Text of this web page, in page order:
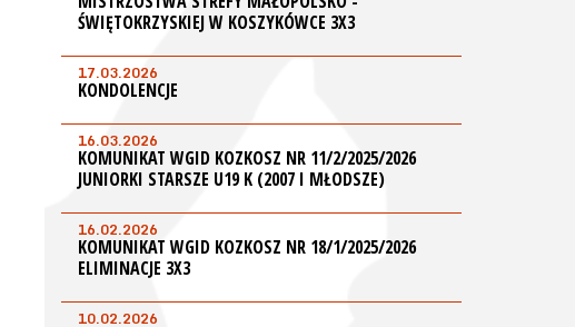
ŚWIĘTOKRZYSKIEJ W KOSZYKÓWCE 3X3
17.03.2026
KONDOLENCJE
16.03.2026
KOMUNIKAT WGID KOZKOSZ NR 11/2/2025/2026
JUNIORKI STARSZE U19 K (2007 I MŁODSZE)
16.02.2026
KOMUNIKAT WGID KOZKOSZ NR 18/1/2025/2026
ELIMINACJE 3X3
10.02.2026